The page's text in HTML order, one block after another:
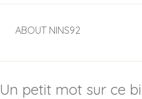
ABOUT NINS92
Un petit mot sur ce